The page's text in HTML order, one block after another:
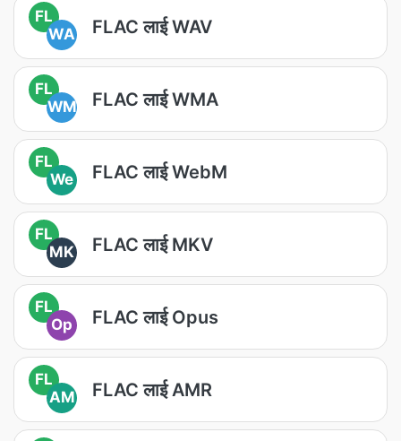
FL
WA
FLAC लाई WAV
FL
WM
FLAC लाई WMA
FL
We
FLAC लाई WebM
FL
MK
FLAC लाई MKV
FL
Op
FLAC लाई Opus
FL
AM
FLAC लाई AMR